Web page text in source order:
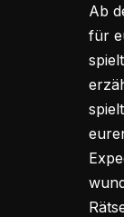
Ab
für